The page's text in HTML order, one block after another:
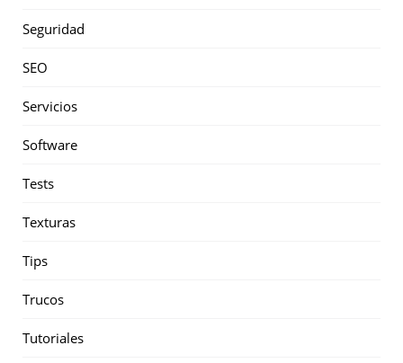
Seguridad
SEO
Servicios
Software
Tests
Texturas
Tips
Trucos
Tutoriales